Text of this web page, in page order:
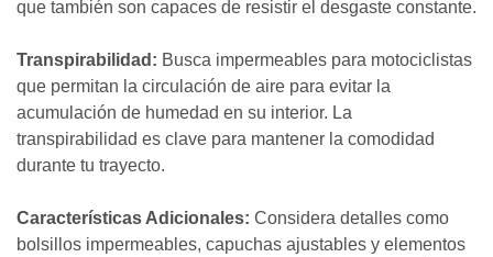
que también son capaces de resistir el desgaste constante.
Transpirabilidad: Busca impermeables para motociclistas
que permitan la circulación de aire para evitar la
acumulación de humedad en su interior. La
transpirabilidad es clave para mantener la comodidad
durante tu trayecto.
Características Adicionales: Considera detalles como
bolsillos impermeables, capuchas ajustables y elementos